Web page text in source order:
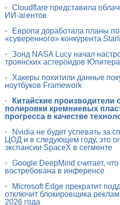
• Cloudflare представила
ИИ-агентов
•
Европа доработала планы
«суверенного» конкурента
• Зонд NASA Lucy начал
троянских астероидов Юпитера
•
Хакеры похитили данные
ноутбуков Framework
•
Китайские производители
полировки кремниевых
прогресса в качестве
•
Nvidia не будет успевать за
ЦОД и в следующем году, это
экспансии SpaceX в сегменте
• Google DeepMind считает,
востребована в инференсе
•
Microsoft Edge прекратит
отключит блокировщика
2026 года